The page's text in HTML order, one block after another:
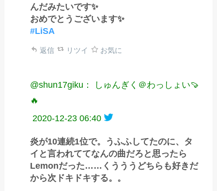
んだみたいです✨
おめでとうございます✨
#LiSA
返信 リツイ お気に
@shun17giku： しゅんぎく＠わっしょい🍠
🔥
2020-12-23 06:40
炎が10連続1位で。うふふしてたのに、タ
イと言われててなんの曲だろと思ったら
Lemonだった……くうううどちらも好きだ
から次ドキドキする。。